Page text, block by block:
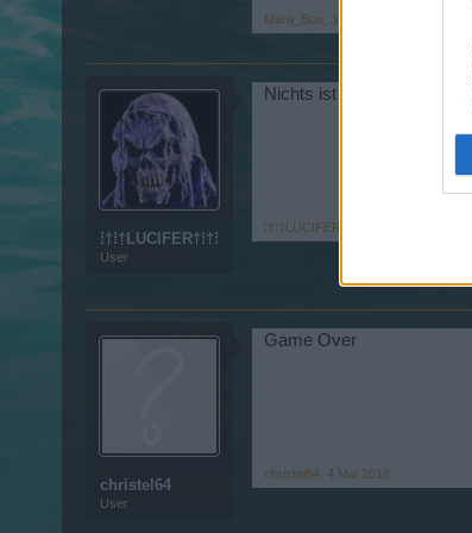
Mara_Bou 3 Mai 2018
⁞†⁞†LUCIFER†⁞†⁞
User
Nichts ist hier (mehr) los ...
⁞†⁞†LUCIFER†⁞†⁞
christel64
User
Game Over
christel64 4 Mai 2018